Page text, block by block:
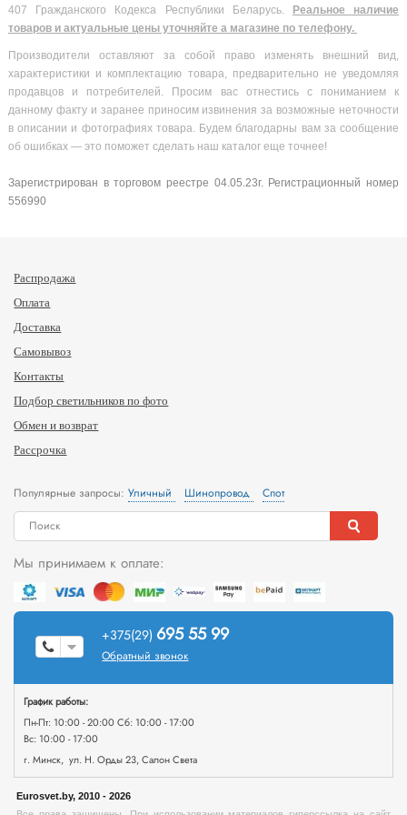
407 Гражданского Кодекса Республики Беларусь.
Реальное наличие
товаров и актуальные цены уточняйте а магазине по телефону.
Производители оставляют за собой право изменять внешний вид,
характеристики и комплектацию товара, предварительно не уведомляя
продавцов и потребителей. Просим вас отнестись с пониманием к
данному факту и заранее приносим извинения за возможные неточности
в описании и фотографиях товара. Будем благодарны вам за сообщение
об ошибках — это поможет сделать наш каталог еще точнее!
Зарегистрирован в торговом реестре 04.05.23г. Регистрационный номер
556990
Распродажа
Оплата
Доставка
Самовывоз
Контакты
Подбор светильников по фото
Обмен и возврат
Рассрочка
Популярные запросы:Уличный Шинопровод Спот
Мы принимаем к оплате:
+375(29) 695 55 99
Обратный звонок
График работы:
Пн-Пт: 10:00 - 20:00 Сб: 10:00 - 17:00
Вс: 10:00 - 17:00
г. Минск, ул. Н. Орды 23, Салон Света
Eurosvet.by, 2010 - 2026